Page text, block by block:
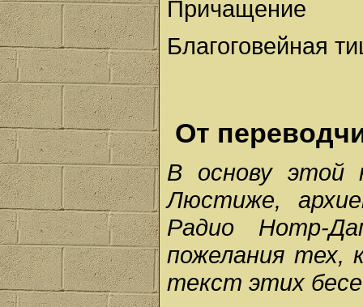
Причащение
Благоговейная
От
В основу этой
Люстиже,
Радио Нотр-
пожелания тех,
текст этих